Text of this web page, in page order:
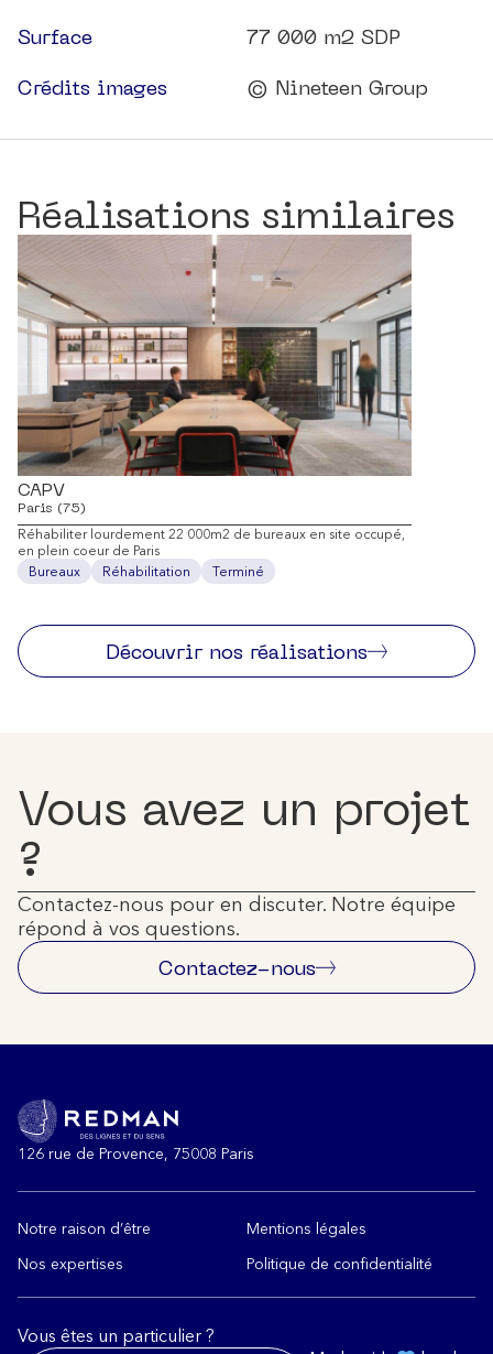
Surface 77 000 m2 SDP
Crédits images © Nineteen Group
Réalisations similaires
CAPV
Paris (75)
Réhabiliter lourdement 22 000m2 de bureaux en site occupé,
en plein coeur de Paris
Bureaux
Réhabilitation Terminé
Découvrir nos réalisations
Vous avez un projet
?
Contactez-nous
Contactez-nous pour en discuter. Notre équipe
répond à vos questions.
126 rue de Provence, 75008 Paris
Notre raison d’être
Nos expertises
Mentions légales
Politique de confidentialité
Vous êtes un particulier ?